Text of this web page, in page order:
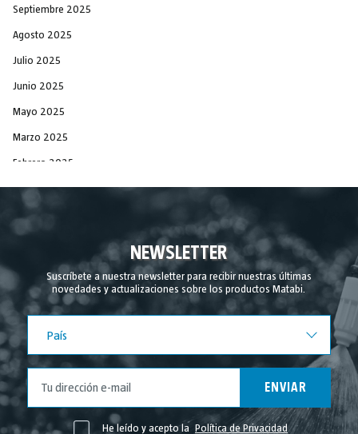
Septiembre 2025
Agosto 2025
Julio 2025
Junio 2025
Mayo 2025
Marzo 2025
Febrero 2025
Diciembre 2024
Agosto 2024
Julio 2024
Junio 2024
Mayo 2024
Abril 2024
Marzo 2024
Febrero 2024
NEWSLETTER
Suscríbete a nuestra newsletter para recibir nuestras últimas
novedades y actualizaciones sobre los productos Matabi.
País
ENVIAR
He leído y acepto la Política de Privacidad